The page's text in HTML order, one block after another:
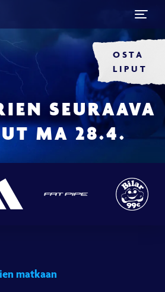
OSTA
LIPUT
SEURAAVA
MA 28.4.
matkaan